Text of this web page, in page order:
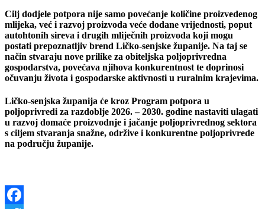
Cilj dodjele potpora nije samo povećanje količine proizvedenog
mlijeka, već i razvoj proizvoda veće dodane vrijednosti, poput
autohtonih sireva i drugih mliječnih proizvoda koji mogu
postati prepoznatljiv brend Ličko-senjske županije. Na taj se
način stvaraju nove prilike za obiteljska poljoprivredna
gospodarstva, povećava njihova konkurentnost te doprinosi
očuvanju života i gospodarske aktivnosti u ruralnim krajevima.
Ličko-senjska županija će kroz Program potpora u
poljoprivredi za razdoblje 2026. – 2030. godine nastaviti ulagati
u razvoj domaće proizvodnje i jačanje poljoprivrednog sektora
s ciljem stvaranja snažne, održive i konkurentne poljoprivrede
na području županije.